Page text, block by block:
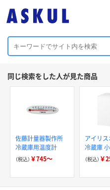
同じ検索をした人が見た商品
佐藤計量器製作所
冷蔵庫用温度計
（税込） ￥745～
アイリ
冷蔵庫
ド冷蔵庫
開き/左
（税込） ￥